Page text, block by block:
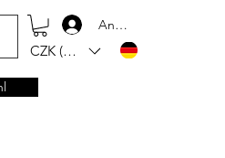
Anmelden
CZK (Kč)